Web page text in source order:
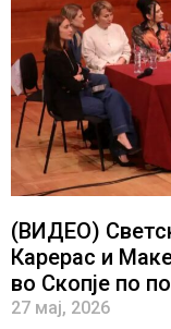
(ВИДЕО)
Карерас и
во Скопје по
27 мај, 2026